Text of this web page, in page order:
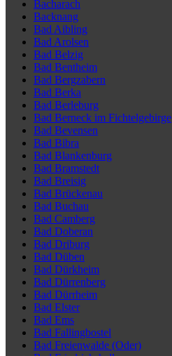
Bacharach
Backnang
Bad Aibling
Bad Arolsen
Bad Belzig
Bad Bentheim
Bad Bergzabern
Bad Berka
Bad Berleburg
Bad Berneck im Fichtelgebirge
Bad Bevensen
Bad Bibra
Bad Blankenburg
Bad Bramstedt
Bad Breisig
Bad Brückenau
Bad Buchau
Bad Camberg
Bad Doberan
Bad Driburg
Bad Düben
Bad Dürkheim
Bad Dürrenberg
Bad Dürrheim
Bad Elster
Bad Ems
Bad Fallingbostel
Bad Freienwalde (Oder)